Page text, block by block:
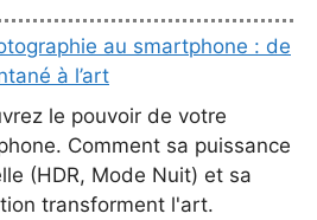
au smartphone : de
à l’art
le pouvoir de votre
Comment sa puissance
(HDR, Mode Nuit) et sa
transforment l'art.